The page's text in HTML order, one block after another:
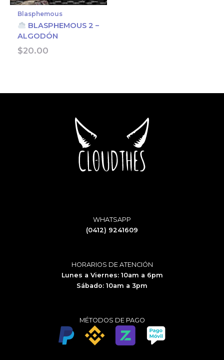
Blasphemous
BLASPHEMOUS 2 –
ALGODÓN
$20.00
WHATSAPP
(0412) 9241609
HORARIOS DE ATENCIÓN
Lunes a Viernes: 10am a 6pm
Sábado: 10am a 3pm
MÉTODOS DE PAGO